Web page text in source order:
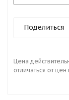
Поделиться
Цена
отличаться от